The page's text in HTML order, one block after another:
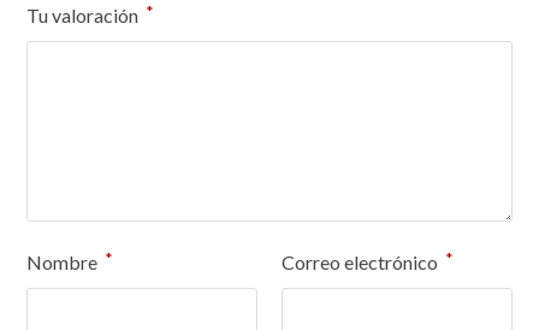
Tu valoración *
Nombre * Correo electrónico *